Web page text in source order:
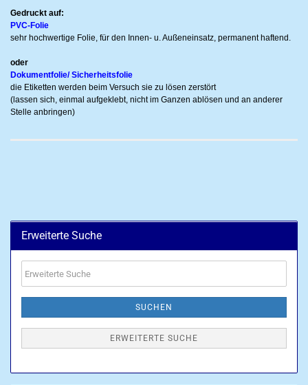
Gedruckt auf:
PVC-Folie
sehr hochwertige Folie, für den Innen- u. Außeneinsatz, permanent haftend.
oder
Dokumentfolie/ Sicherheitsfolie
die Etiketten werden beim Versuch sie zu lösen zerstört
(lassen sich, einmal aufgeklebt, nicht im Ganzen ablösen und an anderer
Stelle anbringen)
Erweiterte Suche
Suche
SUCHEN
ERWEITERTE SUCHE